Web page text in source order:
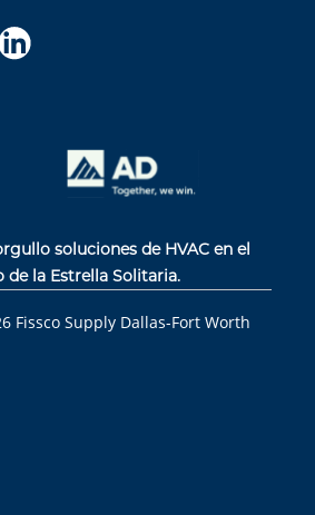
soluciones de HVAC en el
de la Estrella Solitaria.
Fissco Supply Dallas-Fort Worth